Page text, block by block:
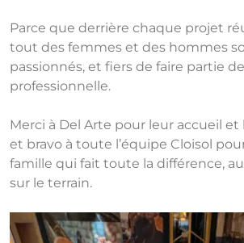
Parce que derrière chaque projet
tout des femmes et des hommes
passionnés, et fiers de faire partie
professionnelle.
Merci à Del Arte pour leur accueil
et bravo à toute l’équipe Cloisol
famille qui fait toute la différence,
sur le terrain.